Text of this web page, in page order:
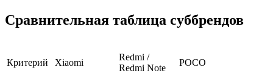
Сравнительная таблица суббрендов
Критерий Xiaomi
Redmi /
Redmi Note
POCO